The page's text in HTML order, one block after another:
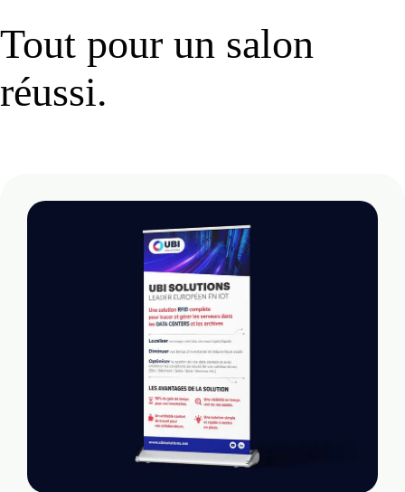
Tout pour un salon
réussi.